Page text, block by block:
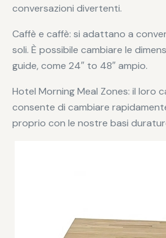
conversazioni divertenti.
Caffè e caffè: si adattano a
soli. È possibile cambiare le
guide, come 24″ to 48″ ampio.
Hotel Morning Meal Zones: il loro
consente di cambiare
proprio con le nostre basi